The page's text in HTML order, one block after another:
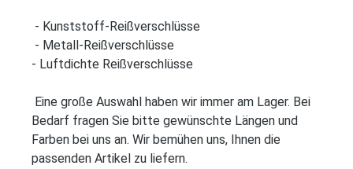
- Kunststoff-Reißverschlüsse
- Metall-Reißverschlüsse
- Luftdichte Reißverschlüsse
Eine große Auswahl haben wir immer am Lager. Bei
Bedarf fragen Sie bitte gewünschte Längen und
Farben bei uns an. Wir bemühen uns, Ihnen die
passenden Artikel zu liefern.